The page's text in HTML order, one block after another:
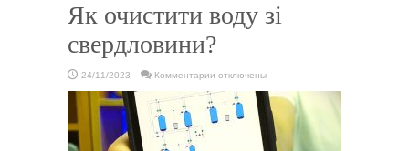
Як очистити воду зі
свердловини?
24/11/2023 Комментарии
Як
очистити
воду
зі
свердловини?
отключены